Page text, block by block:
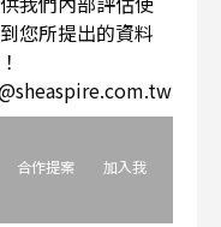
您所提出的資料
合作提案
加入我